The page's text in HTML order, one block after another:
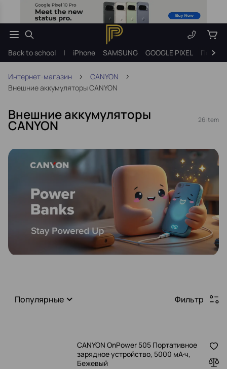
Back to school | iPhone SAMSUNG GOOGLE PIXEL
Интернет-магазин
CANYON
Внешние аккумуляторы CANYON
Внешние аккумуляторы
CANYON 26 item
Популярные Фильтр
CANYON OnPower 505 Портативное
зарядное устройство, 5000 мА·ч,
Бежевый